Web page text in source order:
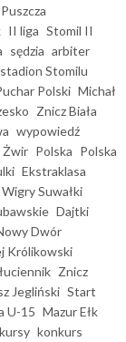
Puszcza
II liga Stomil II
sędzia arbiter
stadion Stomilu
Polski Michał
Znicz Biała
wypowiedź
Żwir Polska Polska
Ekstraklasa
Wigry Suwałki
Dajtki
Dwór
Królikowski
Znicz
Jegliński Start
U-15 Mazur Ełk
konkurs